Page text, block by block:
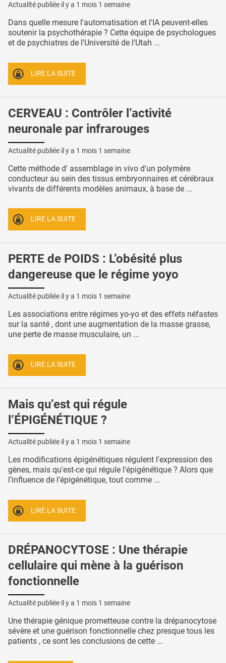
Actualité publiée il y a 1 mois 1 semaine
Dans quelle mesure l'automatisation et l'IA peuvent-elles
soutenir la psychothérapie ? Cette équipe de psychologues
et de psychiatres de l'Université de l'Utah ...
LIRE LA SUITE
CERVEAU : Contrôler l’activité
neuronale par infrarouges
Actualité publiée il y a 1 mois 1 semaine
Cette méthode d' assemblage in vivo d'un polymère
conducteur au sein des tissus embryonnaires et cérébraux
vivants de différents modèles animaux, à base de ...
LIRE LA SUITE
PERTE de POIDS : L’obésité plus
dangereuse que le régime yoyo
Actualité publiée il y a 1 mois 1 semaine
Les associations entre régimes yo-yo et des effets néfastes
sur la santé , dont une augmentation de la masse grasse,
une perte de masse musculaire, un ...
LIRE LA SUITE
Mais qu’est qui régule
l’ÉPIGÉNÉTIQUE ?
Actualité publiée il y a 1 mois 1 semaine
Les modifications épigénétiques régulent l'expression des
gènes, mais qu'est-ce qui régule l'épigénétique ? Alors que
l’influence de l’épigénétique, tout comme ...
LIRE LA SUITE
DRÉPANOCYTOSE : Une thérapie
cellulaire qui mène à la guérison
fonctionnelle
Actualité publiée il y a 1 mois 1 semaine
Une thérapie génique prometteuse contre la drépanocytose
sévère et une guérison fonctionnelle chez presque tous les
patients , ce sont les conclusions de cette ...